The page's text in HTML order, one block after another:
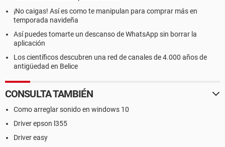
¡No caigas! Así es como te manipulan para comprar más en
temporada navideña
Así puedes tomarte un descanso de WhatsApp sin borrar la
aplicación
Los científicos descubren una red de canales de 4.000 años de
antigüedad en Belice
CONSULTA TAMBIÉN
Como arreglar sonido en windows 10
Driver epson l355
Driver easy